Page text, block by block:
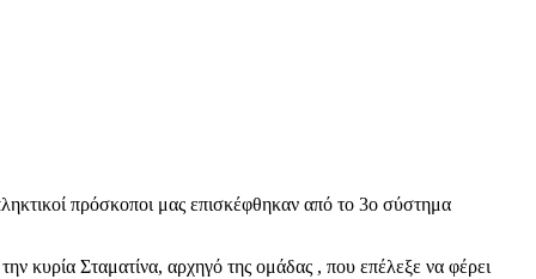
πρόσκοποι μας επισκέφθηκαν από το 3ο σύστημα
κυρία Σταματίνα, αρχηγό της ομάδας , που επέλεξε να φέρει